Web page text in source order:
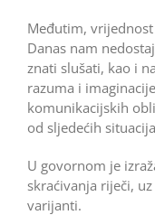
Međutim,
Danas nam
znati slušati, kao i
razuma i
komunikacijskih
od sljedećih
U govornom je
skraćivanja riječi,
varijanti.